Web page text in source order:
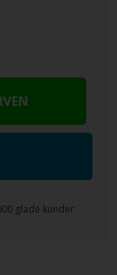
glade kunder